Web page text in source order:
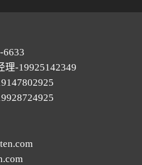
6633
理-19925142349